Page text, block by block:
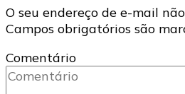
O seu endereço de e-mail
Campos obrigatórios são
Comentário